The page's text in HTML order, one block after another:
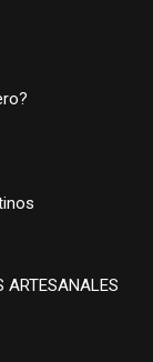
ARTESANALES